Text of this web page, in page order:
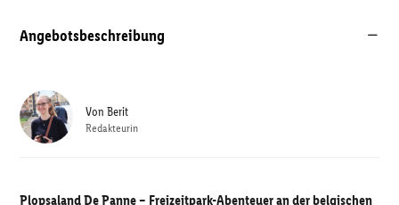
Angebotsbeschreibung
Plopsaland De Panne – Freizeitpark-Abenteuer an der belgischen
Von Berit
Redakteurin